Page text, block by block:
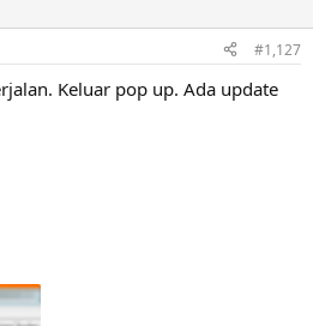
#1,127
Keluar pop up. Ada update